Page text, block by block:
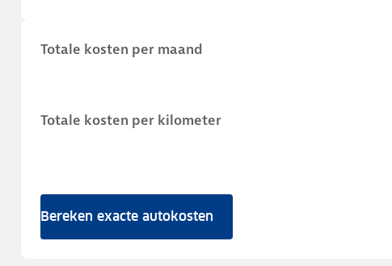
Totale kosten per maand
Totale kosten per kilometer
Bereken exacte autokosten